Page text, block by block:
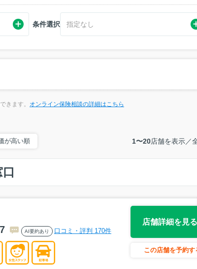
条件選択 指定なし
安城市(5) 蒲郡市(1)
常滑市(2)
小牧市(2) 稲沢市(3)
岩倉市(1) 日進市(4)
清須市(1)
きます。 オンライン保険相談の詳細はこちら
が高い順 1〜20店舗を表示／
AI要約あり 口コミ・評判 170件
店舗詳細を見る
この店舗を予約す